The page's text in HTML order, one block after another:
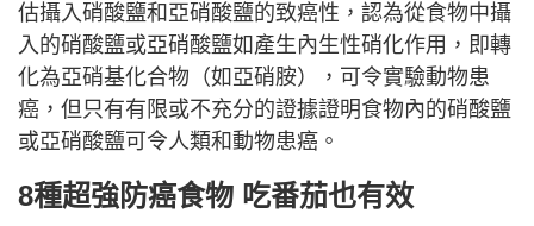
估攝入硝酸鹽和亞硝酸鹽的致癌性，認為從食物中攝
入的硝酸鹽或亞硝酸鹽如產生內生性硝化作用，即轉
化為亞硝基化合物（如亞硝胺），可令實驗動物患
癌，但只有有限或不充分的證據證明食物內的硝酸鹽
或亞硝酸鹽可令人類和動物患癌。
8種超強防癌食物 吃番茄也有效